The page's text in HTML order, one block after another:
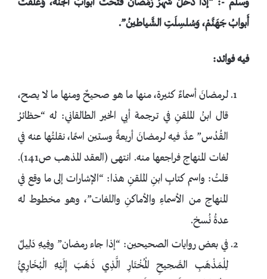
وسلم -: “إذَا دَخَلَ شهرُ رَمَضانُ فُتِّحَتْ أَبوابُ الجنة، وَغُلِّقتْ
أَبوابُ جَهَنَّمْ، وَسُلسِلَتِ الشَّياطينُ”.
فيه فوائد:
لرمضانَ أسماءٌ كثيرة، منها ما هو صحيحٌ ومنها ما لا يصح،
قال ابنُ الملقنِ في ترجمة أبي الخير الطالقاني: له “حظائرُ
القُدُس” عدَّ فيه لرمضانَ أربعةً وستين اسمًا، نقلتُها عنه في
لغات المنهاج فراجعها منه. انتهى (العقد المذهب ص141).
قلتُ: واسم كتابِ ابنِ الملقنِ هذا: “الإشارات إلى ما وقع في
المنهاج من الأسماءِ والأماكنِ واللغات”، وهو مخطوط له
عدةُ نُسخ.
في بعض روايات الصحيحين: “إذا جاء رمضان” وفِيهِ دَلِيلٌ
لِلْمَذْهَبِ الصَّحِيحِ الْمُخْتَارِ الَّذِي ذَهَبَ إِلَيْهِ الْبُخَارِيُّ